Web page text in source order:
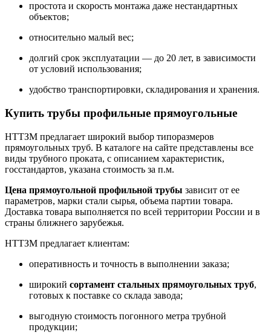
простота и скорость монтажа даже нестандартных
объектов;
относительно малый вес;
долгий срок эксплуатации — до 20 лет, в зависимости
от условий использования;
удобство транспортировки, складирования и хранения.
Купить трубы профильные прямоугольные
НТТЗМ предлагает широкий выбор типоразмеров
прямоугольных труб. В каталоге на сайте представлены все
виды трубного проката, с описанием характеристик,
госстандартов, указана стоимость за п.м.
Цена прямоугольной профильной трубы зависит от ее
параметров, марки стали сырья, объема партии товара.
Доставка товара выполняется по всей территории России и в
страны ближнего зарубежья.
НТТЗМ предлагает клиентам:
оперативность и точность в выполнении заказа;
широкий сортамент стальных прямоугольных труб,
готовых к поставке со склада завода;
выгодную стоимость погонного метра трубной
продукции;